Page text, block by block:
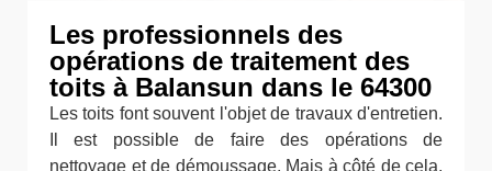
Les professionnels des
opérations de traitement des
toits à Balansun dans le 64300
Les toits font souvent l'objet de travaux d'entretien.
Il est possible de faire des opérations de
nettoyage et de démoussage. Mais à côté de cela,